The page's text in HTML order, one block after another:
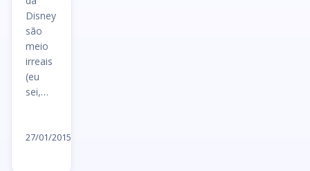
Disney
são
meio
irreais
(eu
sei,…
27/01/2015